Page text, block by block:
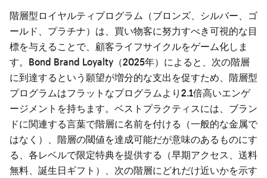
階層型ロイヤルティプログラム（ブロンズ、シルバー、ゴ
ールド、プラチナ）は、買い物客に努力すべき可視的な目
標を与えることで、顧客ライフサイクルをゲーム化しま
す。Bond Brand Loyalty（2025年）によると、次の階層
に到達するという願望が増分的な支出を促すため、階層型
プログラムはフラットなプログラムより2.1倍高いエンゲ
ージメントを持ちます。ベストプラクティスには、ブラン
ドに関連する言葉で階層に名前を付ける（一般的な金属で
はなく）、階層の閾値を達成可能だが意味のあるものにす
る、各レベルで限定特典を提供する（早期アクセス、送料
無料、誕生日ギフト）、次の階層にどれだけ近いかを示す